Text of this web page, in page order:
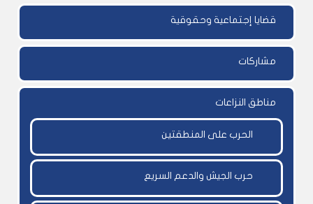
قضايا إجتماعية وحقوقية
مشاركات
مناطق النزاعات
الحرب على المنطقتين
حرب الجيش والدعم السريع